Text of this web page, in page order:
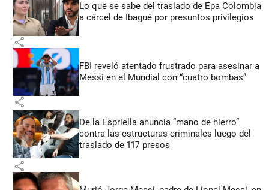
Lo que se sabe del traslado de Epa Colombia
a cárcel de Ibagué por presuntos privilegios
share
FBI reveló atentado frustrado para asesinar a
Messi en el Mundial con “cuatro bombas”
share
De la Espriella anuncia “mano de hierro”
contra las estructuras criminales luego del
traslado de 117 presos
share